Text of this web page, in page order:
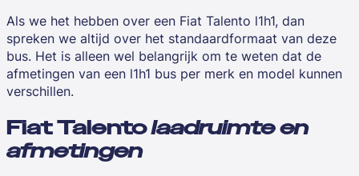
Als we het hebben over een Fiat Talento l1h1, dan
spreken we altijd over het standaardformaat van deze
bus. Het is alleen wel belangrijk om te weten dat de
afmetingen van een l1h1 bus per merk en model kunnen
verschillen.
Fiat Talentolaadruimte en
afmetingen